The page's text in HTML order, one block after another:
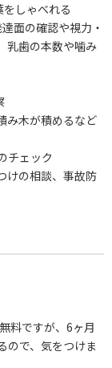
しゃべれる
面の確認や視力・
乳歯の本数や噛み
み木が積めるなど
チェック
けの相談、事故防
料ですが、6ヶ月
ので、気をつけま